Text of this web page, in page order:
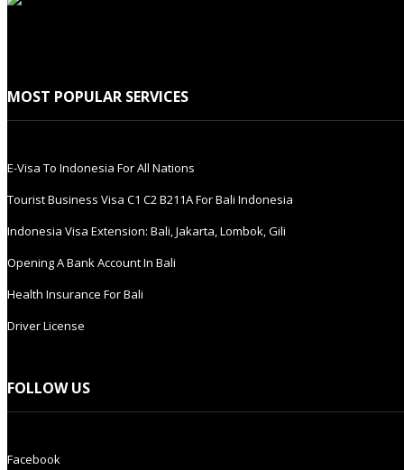
MOST POPULAR SERVICES
E-Visa To Indonesia For All Nations
Tourist Business Visa С1 С2 B211A For Bali Indonesia
Indonesia Visa Extension: Bali, Jakarta, Lombok, Gili
Opening A Bank Account In Bali
Health Insurance For Bali
Driver License
FOLLOW US
Facebook